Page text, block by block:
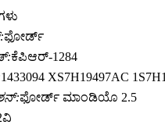
ಫೋರ್ಡ್
ಕೆಪಿಆರ್-1284
1433094 XS7H19497AC
ಫೋರ್ಡ್ ಮಾಂಡಿಯೊ 2.5